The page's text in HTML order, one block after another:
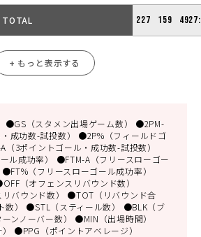
TOTAL 227 159
+ もっと表示する
●GS（スタメン出場ゲーム数） ●2PM-
成功数-試投数） ●2P%（フィールドゴ
3ポイントゴール・成功数-試投数）
ル成功率） ●FTM-A（フリースローゴー
（フリースローゴール成功率）
（オフェンスリバウンド数）
バウンド数） ●TOT（リバウンド合
数） ●STL（スティール数） ●BLK（ブ
ンノーバー数） ●MIN（出場時間）
●PPG（ポイントアベレージ）